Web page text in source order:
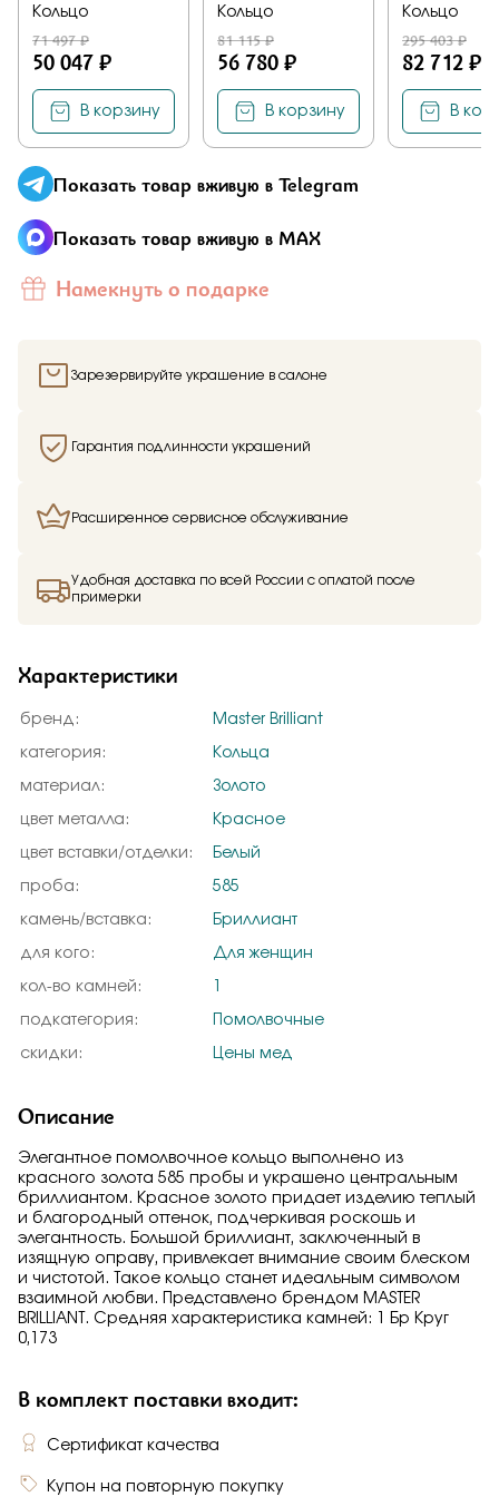
Кольцо
71 497 ₽
50 047 ₽
В корзину
Кольцо
81 115 ₽
56 780 ₽
В корзину
Кольцо
295 403 ₽
82 712 ₽
В
Показать товар вживую в Telegram
Показать товар вживую в MAX
Намекнуть о подарке
Зарезервируйте украшение в салоне
Гарантия подлинности украшений
Расширенное сервисное обслуживание
Удобная доставка по всей России с оплатой после
примерки
Характеристики
бренд: Master Brilliant
категория: Кольца
материал: Золото
цвет металла: Красное
цвет вставки/отделки: Белый
проба: 585
камень/вставка: Бриллиант
для кого: Для женщин
кол-во камней:
подкатегория: Помолвочные
скидки: Цены мед
Описание
Элегантное помолвочное кольцо выполнено из
красного золота 585 пробы и украшено центральным
бриллиантом. Красное золото придает изделию теплый
и благородный оттенок, подчеркивая роскошь и
элегантность. Большой бриллиант, заключенный в
изящную оправу, привлекает внимание своим блеском
и чистотой. Такое кольцо станет идеальным символом
взаимной любви. Представлено брендом MASTER
BRILLIANT. Средняя характеристика камней: 1 Бр Круг
0,173
В комплект поставки входит:
Сертификат качества
Купон на повторную покупку